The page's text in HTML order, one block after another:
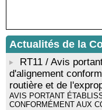
Actualités de la
RT11 / Avis
d'alignement
routière et de
AVIS PORTANT
CONFORMÉMENT AUX